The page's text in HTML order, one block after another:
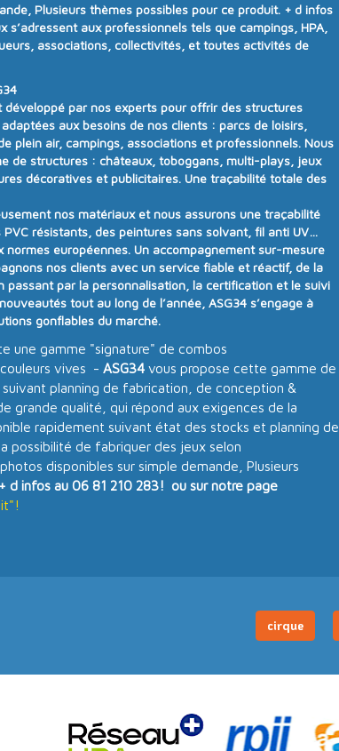
Plusieurs thèmes possibles pour ce produit. + d infos
s’adressent aux professionnels tels que campings, HPA,
associations, collectivités, et toutes activités de
développé par nos experts pour offrir des structures
, adaptées aux besoins de nos clients : parcs de loisirs,
plein air, campings, associations et professionnels. Nous
de structures : châteaux, toboggans, multi-plays, jeux
décoratives et publicitaires. Une traçabilité totale des
nos matériaux et nous assurons une traçabilité
PVC résistants, des peintures sans solvant, fil anti UV…
normes européennes. Un accompagnement sur-mesure
nos clients avec un service fiable et réactif, de la
passant par la personnalisation, la certification et le suivi
tout au long de l’année , ASG34 s’engage à
gonflables du marché.
une gamme "signature" de combos
vives - ASG34 vous propose cette gamme de
planning de fabrication, de conception &
grande qualité, qui répond aux exigences de la
rapidement suivant état des stocks et planning de
possibilité de fabriquer des jeux selon
disponibles sur simple demande, Plusieurs
+ d infos au 06 81 210 283! ou sur notre page
cirque